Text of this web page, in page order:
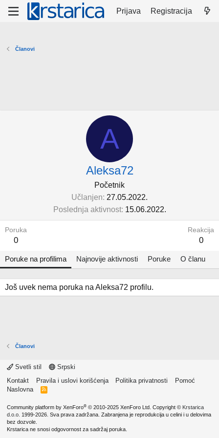
Prijava Registracija
Članovi
A
Aleksa72
Početnik
Učlanjen 27.05.2022.
Poslednja aktivnost 15.06.2022.
Poruka
0
Reakcija
0
Poruke na profilima Najnovije aktivnosti Poruke O članu
Još uvek nema poruka na Aleksa72 profilu.
Članovi
Svetli stil
Srpski
Kontakt
Pravila i uslovi korišćenja Politika privatnosti
Pomoć
Naslovna
R
Community platform by XenForo® © 2010-2025 XenForo Ltd. Copyright © Krstarica
d.o.o. 1999-2026. Sva prava zadržana. Zabranjena je reprodukcija u celini i u delovima
bez dozvole.
Krstarica ne snosi odgovornost za sadržaj poruka.